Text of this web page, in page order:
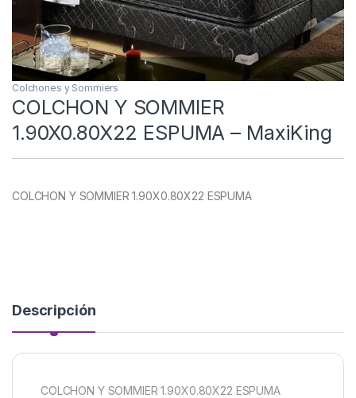
Colchones y Sommiers
COLCHON Y SOMMIER
1.90X0.80X22 ESPUMA – MaxiKing
COLCHON Y SOMMIER 1.90X0.80X22 ESPUMA
Descripción
COLCHON Y SOMMIER 1.90X0.80X22 ESPUMA